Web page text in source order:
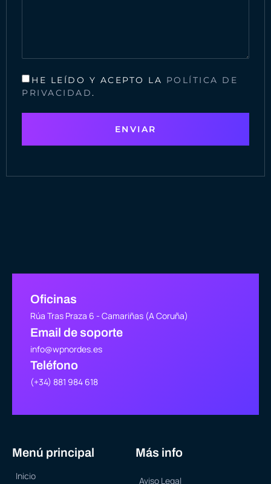
HE LEÍDO Y ACEPTO LA POLÍTICA DE
PRIVACIDAD.
ENVIAR
Oficinas
Rúa Tras Praza 6 - Camariñas (A Coruña)
Email de soporte
info@wpnordes.es
Teléfono
(+34) 881 984 618
Menú principal
Inicio
Más info
Aviso Legal